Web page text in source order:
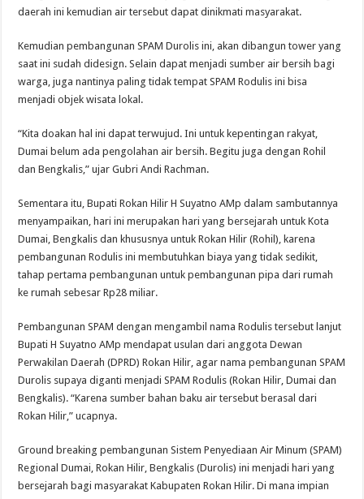
daerah ini kemudian air tersebut dapat dinikmati masyarakat.
Kemudian pembangunan SPAM Durolis ini, akan dibangun tower yang
saat ini sudah didesign. Selain dapat menjadi sumber air bersih bagi
warga, juga nantinya paling tidak tempat SPAM Rodulis ini bisa
menjadi objek wisata lokal.
“Kita doakan hal ini dapat terwujud. Ini untuk kepentingan rakyat,
Dumai belum ada pengolahan air bersih. Begitu juga dengan Rohil
dan Bengkalis,” ujar Gubri Andi Rachman.
Sementara itu, Bupati Rokan Hilir H Suyatno AMp dalam sambutannya
menyampaikan, hari ini merupakan hari yang bersejarah untuk Kota
Dumai, Bengkalis dan khususnya untuk Rokan Hilir (Rohil), karena
pembangunan Rodulis ini membutuhkan biaya yang tidak sedikit,
tahap pertama pembangunan untuk pembangunan pipa dari rumah
ke rumah sebesar Rp28 miliar.
Pembangunan SPAM dengan mengambil nama Rodulis tersebut lanjut
Bupati H Suyatno AMp mendapat usulan dari anggota Dewan
Perwakilan Daerah (DPRD) Rokan Hilir, agar nama pembangunan SPAM
Durolis supaya diganti menjadi SPAM Rodulis (Rokan Hilir, Dumai dan
Bengkalis). “Karena sumber bahan baku air tersebut berasal dari
Rokan Hilir,” ucapnya.
Ground breaking pembangunan Sistem Penyediaan Air Minum (SPAM)
Regional Dumai, Rokan Hilir, Bengkalis (Durolis) ini menjadi hari yang
bersejarah bagi masyarakat Kabupaten Rokan Hilir. Di mana impian